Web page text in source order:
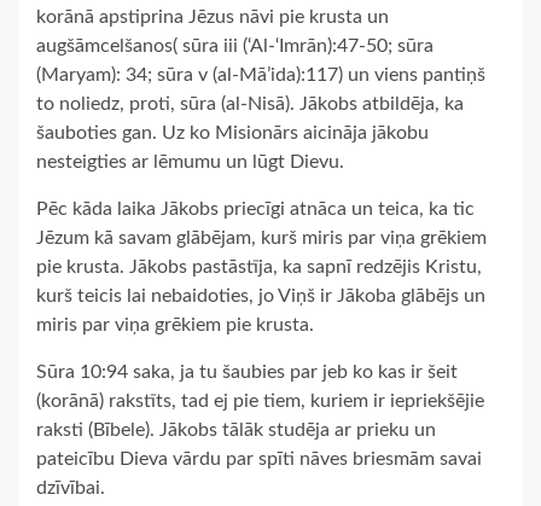
korānā apstiprina Jēzus nāvi pie krusta un
augšāmcelšanos( sūra iii (‘Al-‘Imrān):47-50; sūra
(Maryam): 34; sūra v (al-Mā’ida):117) un viens pantiņš
to noliedz, proti, sūra (al-Nisā). Jākobs atbildēja, ka
šauboties gan. Uz ko Misionārs aicināja jākobu
nesteigties ar lēmumu un lūgt Dievu.
Pēc kāda laika Jākobs priecīgi atnāca un teica, ka tic
Jēzum kā savam glābējam, kurš miris par viņa grēkiem
pie krusta. Jākobs pastāstīja, ka sapnī redzējis Kristu,
kurš teicis lai nebaidoties, jo Viņš ir Jākoba glābējs un
miris par viņa grēkiem pie krusta.
Sūra 10:94 saka, ja tu šaubies par jeb ko kas ir šeit
(korānā) rakstīts, tad ej pie tiem, kuriem ir iepriekšējie
raksti (Bībele). Jākobs tālāk studēja ar prieku un
pateicību Dieva vārdu par spīti nāves briesmām savai
dzīvībai.